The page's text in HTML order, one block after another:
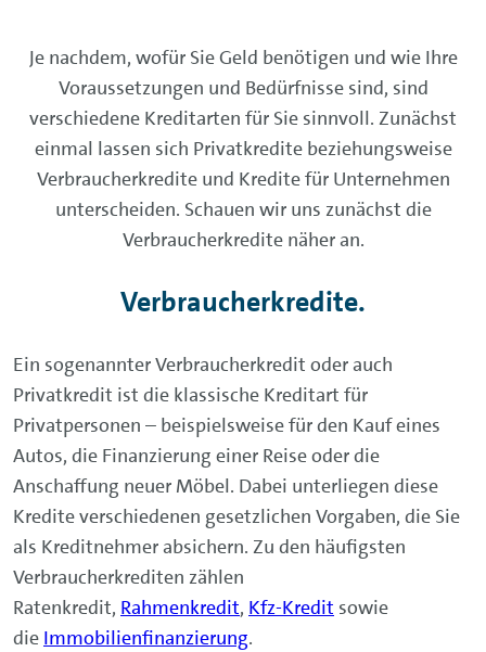
Je nachdem, wofür Sie Geld benötigen und wie Ihre
Voraussetzungen und Bedürfnisse sind, sind
verschiedene Kreditarten für Sie sinnvoll. Zunächst
einmal lassen sich Privatkredite beziehungsweise
Verbraucherkredite und Kredite für Unternehmen
unterscheiden. Schauen wir uns zunächst die
Verbraucherkredite näher an.
Verbraucherkredite.
Ein sogenannter Verbraucherkredit oder auch
Privatkredit ist die klassische Kreditart für
Privatpersonen – beispielsweise für den Kauf eines
Autos, die Finanzierung einer Reise oder die
Anschaffung neuer Möbel. Dabei unterliegen diese
Kredite verschiedenen gesetzlichen Vorgaben, die Sie
als Kreditnehmer absichern. Zu den häufigsten
Verbraucherkrediten zählen
Ratenkredit, Rahmenkredit, Kfz-Kredit sowie
die Immobilienfinanzierung.